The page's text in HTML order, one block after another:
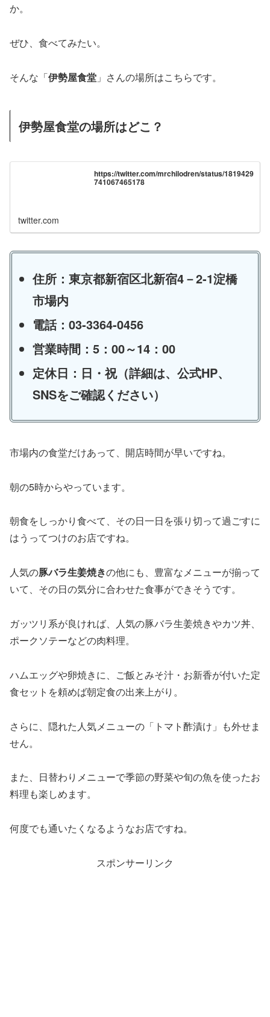
か。
ぜひ、食べてみたい。
そんな「伊勢屋食堂 」さんの場所はこちらです。
伊勢屋食堂の場所はどこ？
https://twitter.com/mrchilodren/status/1819429
741067465178
twitter.com
住所：東京都新宿区北新宿4－2‐1淀橋
市場内
電話：03‐3364-0456
営業時間：5：00～14：00
定休日：日・祝（詳細は、公式HP、
SNSをご確認ください）
市場内の食堂だけあって、開店時間が早いですね。
朝の5時からやっています。
朝食をしっかり食べて、その日一日を張り切って過ごすに
はうってつけのお店ですね。
人気の豚バラ生姜焼きの他にも、豊富なメニューが揃って
いて、その日の気分に合わせた食事ができそうです。
ガッツリ系が良ければ、人気の豚バラ生姜焼きやカツ丼、
ポークソテーなどの肉料理。
ハムエッグや卵焼きに、ご飯とみそ汁・お新香が付いた定
食セットを頼めば朝定食の出来上がり。
さらに、隠れた人気メニューの「トマト酢漬け」も外せま
せん。
また、日替わりメニューで季節の野菜や旬の魚を使ったお
料理も楽しめます。
何度でも通いたくなるようなお店ですね。
スポンサーリンク